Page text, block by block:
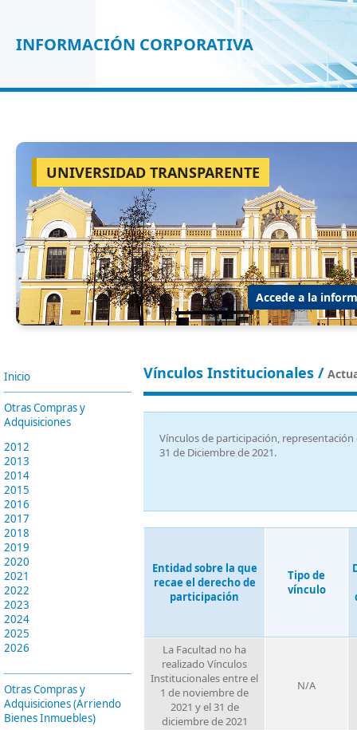
INFORMACIÓN CORPORATIVA
UNIVERSIDAD TRANSPARENTE
Accede a la
Inicio
Otras Compras y
Adquisiciones
2012
2013
2014
2015
2016
2017
2018
2019
2020
2021
2022
2023
2024
2025
2026
Otras Compras y
Adquisiciones (Arriendo
Bienes Inmuebles)
Vínculos Institucionales /
Vínculos de participación,
31 de Diciembre de 2021.
Entidad sobre la que
recae el derecho de
participación
Tipo de
vínculo
La Facultad no ha
realizado Vínculos
Institucionales entre el
1 de noviembre de
2021 y el 31 de
diciembre de 2021
N/A